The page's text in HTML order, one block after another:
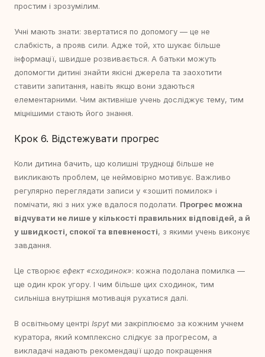
простим і зрозумілим.
Учні мають знати: звертатися по допомогу — це не
слабкість, а прояв сили. Адже той, хто шукає більше
інформації, швидше розвивається. А батьки можуть
допомогти дитині знайти якісні джерела та заохотити
ставити запитання, навіть якщо вони здаються
елементарними. Чим активніше учень досліджує тему, тим
міцнішими стають його знання.
Крок 6. Відстежувати прогрес
Коли дитина бачить, що колишні труднощі більше не
викликають проблем, це неймовірно мотивує. Важливо
регулярно переглядати записи у «зошиті помилок» і
помічати, які з них уже вдалося подолати. Прогрес можна
відчувати не лише у кількості правильних відповідей, а й
у швидкості, спокої та впевненості, з якими учень виконує
завдання.
Це створює ефект «сходинок»: кожна подолана помилка —
ще один крок угору. І чим більше цих сходинок, тим
сильніша внутрішня мотивація рухатися далі.
В освітньому центрі Ispytми закріплюємо за кожним учнем
куратора, який комплексно слідкує за прогресом, а
викладачі надають рекомендації щодо покращення